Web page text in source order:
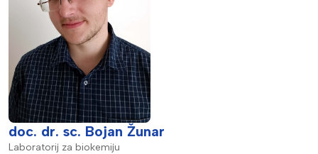
doc. dr. sc. Bojan Žunar
Laboratorij za biokemiju